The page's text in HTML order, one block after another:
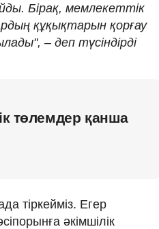
Бірақ, мемлекеттік
құқықтарын қорғау
– деп түсіндірді
төлемдер қанша
тіркейміз. Егер
әкімшілік